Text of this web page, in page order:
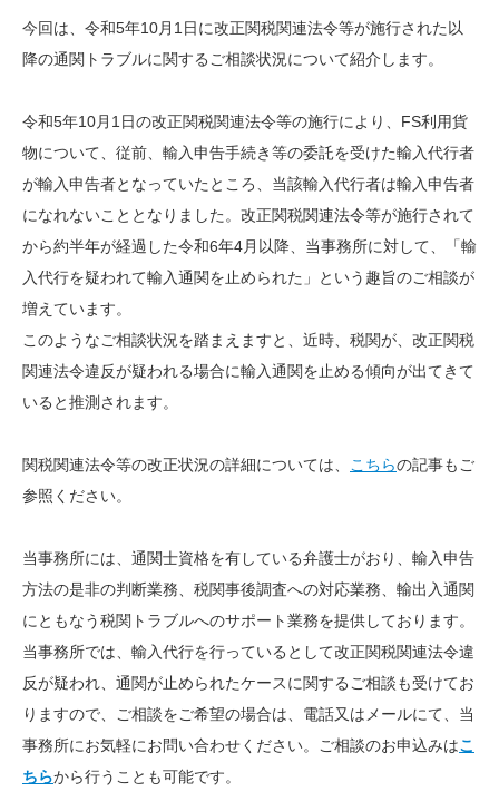
今回は、令和5年10月 1 日に改正関税関連法令等が施行された以
降の通関トラブルに関するご相談状況について紹介します。
令和5年10月 1 日の改正関税関連法令等の施行により、FS利用貨
物について、従前、輸入申告手続き等の委託を受けた輸入代行者
が輸入申告者となっていたところ、当該輸入代行者は輸入申告者
になれないこととなりました。改正関税関連法令等が施行されて
から約半年が経過した令和6年4月以降、当事務所に対して、「輸
入代行を疑われて輸入通関を止められた」という趣旨のご相談が
増えています。
このようなご相談状況を踏まえますと、近時、税関が、改正関税
関連法令違反が疑われる場合に輸入通関を止める傾向が出てきて
いると推測されます。
関税関連法令等の改正状況の詳細については、 こちらの記事もご
参照ください。
当事務所には、通関士資格を有している弁護士がおり、輸入申告
方法の是非の判断業務、税関事後調査への対応業務、輸出入通関
にともなう税関トラブルへのサポート業務を提供しております。
当事務所では、輸入代行を行っているとして改正関税関連法令違
反が疑われ、通関が止められたケースに関するご相談も受けてお
りますので、ご相談をご希望の場合は、電話又はメールにて、当
事務所にお気軽にお問い合わせください。ご相談のお申込みはこ
ちらから行うことも可能です。